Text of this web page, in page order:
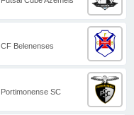
CF Belenenses
Portimonense SC